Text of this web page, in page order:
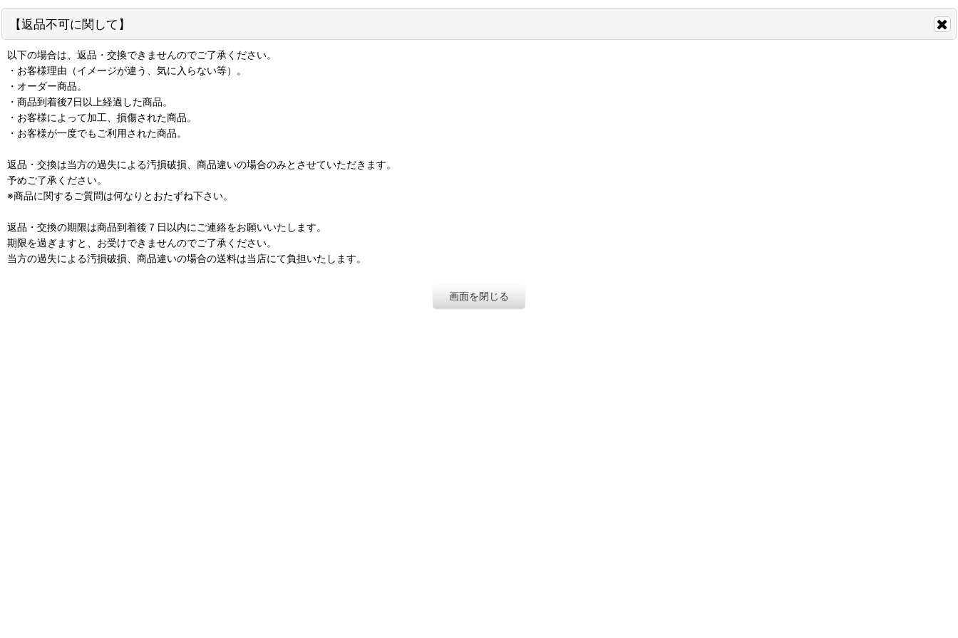
【返品不可に関して】
以下の場合は、返品・交換できませんのでご了承ください。
・お客様理由（イメージが違う、気に入らない等）。
・オーダー商品。
・商品到着後7日以上経過した商品。
・お客様によって加工、損傷された商品。
・お客様が一度でもご利用された商品。
返品・交換は当方の過失による汚損破損、商品違いの場合のみとさせていただきます。
予めご了承ください。
※商品に関するご質問は何なりとおたずね下さい。
返品・交換の期限は商品到着後７日以内にご連絡をお願いいたします。
期限を過ぎますと、お受けできませんのでご了承ください。
当方の過失による汚損破損、商品違いの場合の送料は当店にて負担いたします。
画面を閉じる